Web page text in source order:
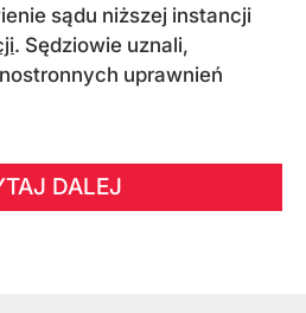
sądu niższej instancji
. Sędziowie uznali,
uprawnień
DALEJ